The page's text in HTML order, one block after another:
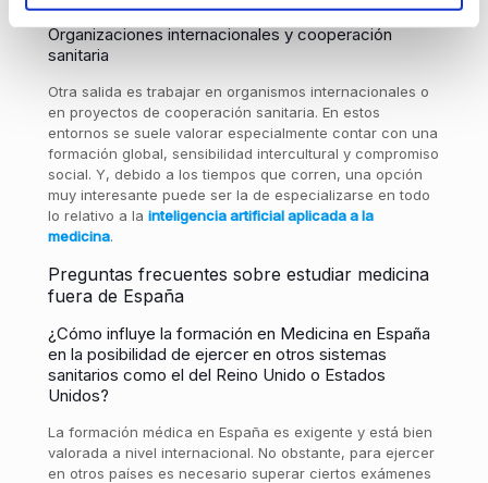
Organizaciones internacionales y cooperación
sanitaria
Otra salida es trabajar en organismos internacionales o
en proyectos de cooperación sanitaria. En estos
entornos se suele valorar especialmente contar con una
formación global, sensibilidad intercultural y compromiso
social. Y, debido a los tiempos que corren, una opción
muy interesante puede ser la de especializarse en todo
lo relativo a la inteligencia artificial aplicada a la
medicina.
Preguntas frecuentes sobre estudiar medicina
fuera de España
¿Cómo influye la formación en Medicina en España
en la posibilidad de ejercer en otros sistemas
sanitarios como el del Reino Unido o Estados
Unidos?
La formación médica en España es exigente y está bien
valorada a nivel internacional. No obstante, para ejercer
en otros países es necesario superar ciertos exámenes